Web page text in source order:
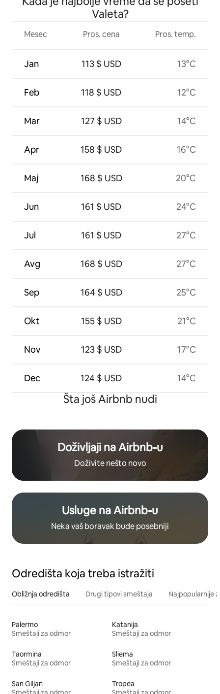
Valeta?
Mesec
Jan
Feb
Mar
Apr
Maj
Jun
Jul
Avg
Sep
Okt
Nov
Dec
Pros. cena
113 $ USD
118 $ USD
127 $ USD
158 $ USD
168 $ USD
161 $ USD
161 $ USD
168 $ USD
164 $ USD
155 $ USD
123 $ USD
124 $ USD
Pros. temp.
13°C
12°C
14°C
16°C
20°C
24°C
27°C
27°C
25°C
21°C
17°C
14°C
Šta još Airbnb nudi
Doživljaji na Airbnb-u
Doživite nešto novo
Usluge na Airbnb-u
Neka vaš boravak bude posebniji
Odredišta koja treba istražiti
Obližnja odredišta Drugi tipovi smeštaja Najpopularnije
Palermo
Smeštaji za odmor
Katanija
Smeštaji za odmor
Taormina
Smeštaji za odmor
Sliema
Smeštaji za odmor
San Giljan
Tropea